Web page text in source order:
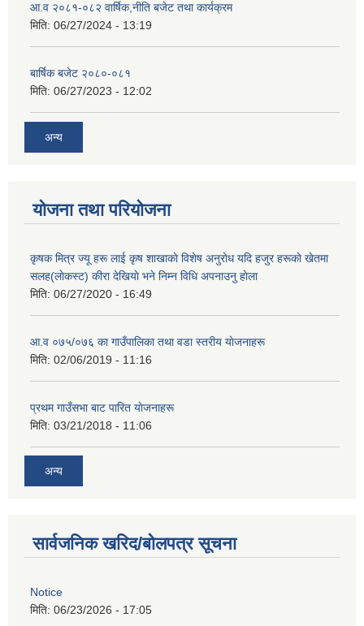
आ.व २०८१-०८२ वार्षिक,नीति बजेट तथा कार्यक्रम
मिति: 06/27/2024 - 13:19
बार्षिक बजेट २०८०-०८१
मिति: 06/27/2023 - 12:02
अन्य
योजना तथा परियोजना
कृषक मित्र ज्यू हरू लाई कृष शाखाकाे विशेष अनुराेध यदि हजुर हरूकाे खेतमा
सलह(लाेकस्ट) कीरा देखियाे भने निम्न विधि अपनाउनु हाेला
मिति: 06/27/2020 - 16:49
आ‍.व ०७५/०७६ का गाउँपालिका तथा वडा स्तरीय याेजनाहरू
मिति: 02/06/2019 - 11:16
प्रथम गाउँसभा बाट पारित याेजनाहरू
मिति: 03/21/2018 - 11:06
अन्य
सार्वजनिक खरिद/बोलपत्र सूचना
Notice
मिति: 06/23/2026 - 17:05